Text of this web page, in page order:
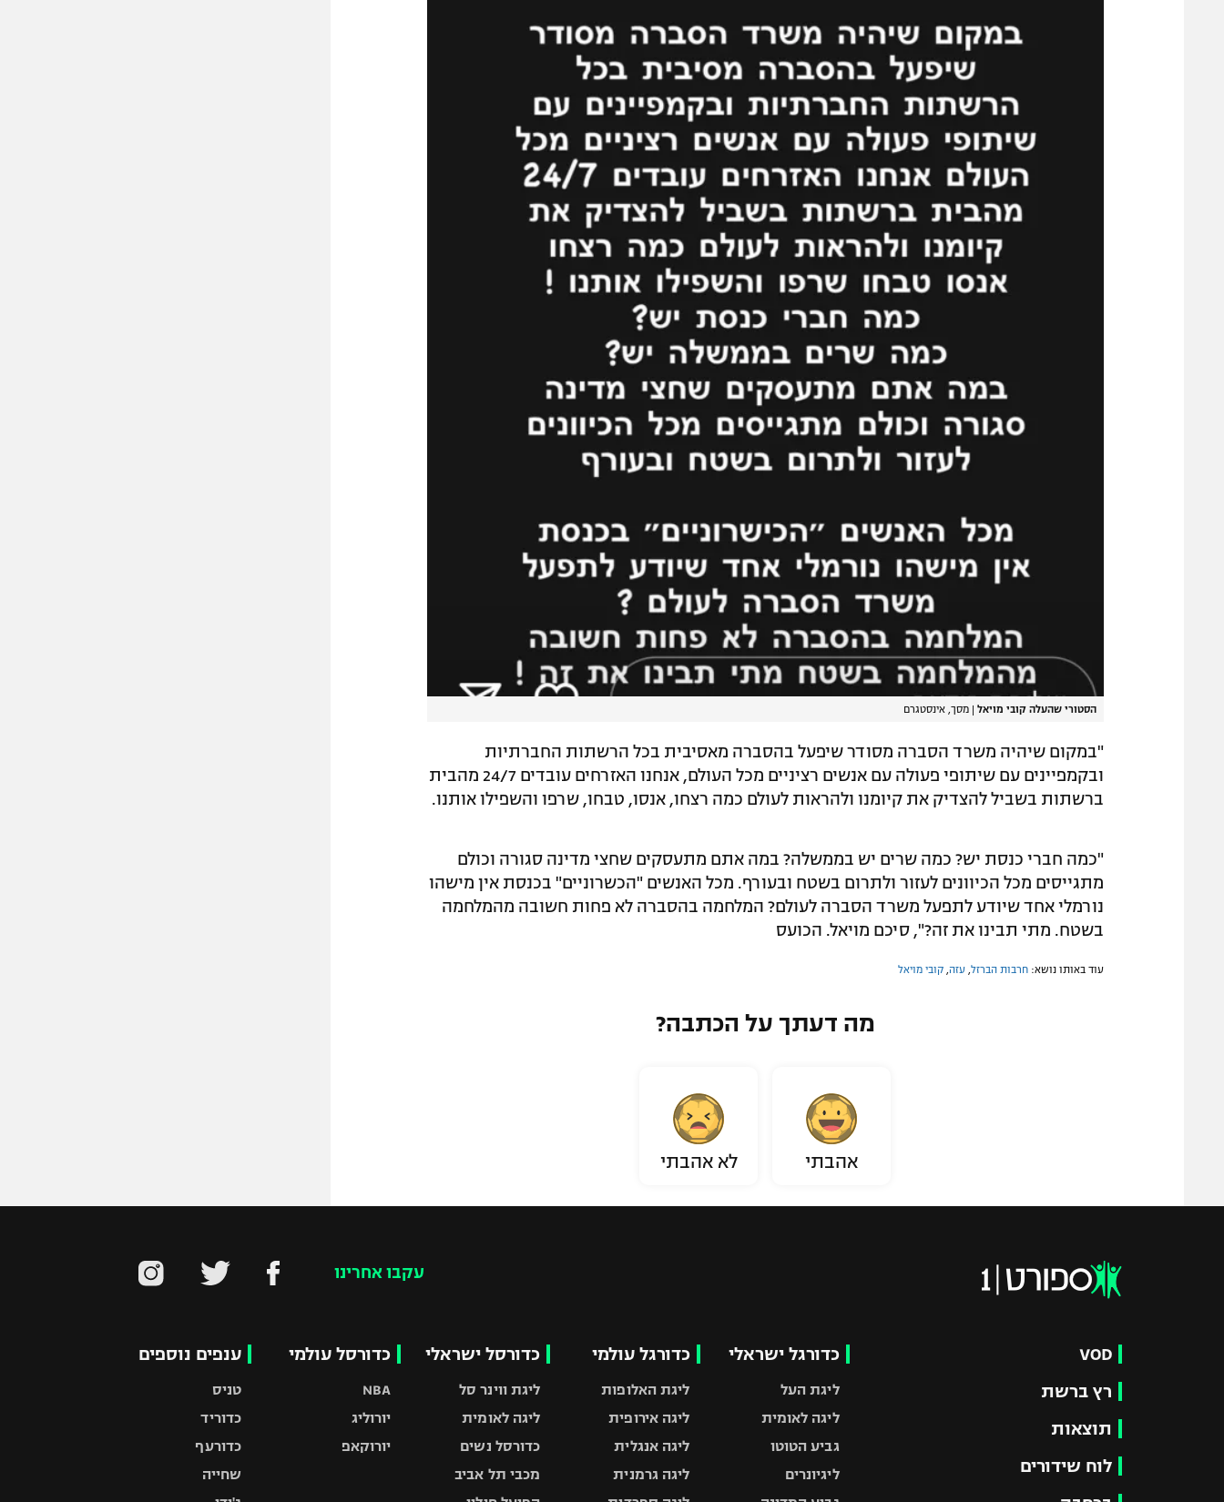
הסטורי שהעלה קובי מויאל | מסך, אינסטגרם
"במקום שיהיה משרד הסברה מסודר שיפעל בהסברה מאסיבית בכל הרשתות החברתיות
ובקמפיינים עם שיתופי פעולה עם אנשים רציניים מכל העולם, אנחנו האזרחים עובדים 24/7 מהבית
ברשתות בשביל להצדיק את קיומנו ולהראות לעולם כמה רצחו, אנסו, טבחו, שרפו והשפילו אותנו.
"כמה חברי כנסת יש? כמה שרים יש בממשלה? במה אתם מתעסקים שחצי מדינה סגורה וכולם
מתגייסים מכל הכיוונים לעזור ולתרום בשטח ובעורף. מכל האנשים "הכשרוניים" בכנסת אין מישהו
נורמלי אחד שיודע לתפעל משרד הסברה לעולם? המלחמה בהסברה לא פחות חשובה מהמלחמה
בשטח. מתי תבינו את זה?", סיכם מויאל. הכועס
עוד באותו נושא: חרבות הברזל עזה קובי מויאל
מה דעתך על הכתבה?
אהבתי לא אהבתי
עקבו אחרינו
VOD
רץ ברשת
תוצאות
לוח שידורים
כדורגל ישראלי
ליגת העל
ליגה לאומית
גביע הטוטו
ליגיונרים
כדורגל עולמי
ליגת האלופות
ליגה אירופית
ליגה אנגלית
ליגה גרמנית
כדורסל ישראלי
ליגת ווינר סל
ליגה לאומית
כדורסל נשים
מכבי תל אביב
כדורסל עולמי
NBA
יורוליג
יורוקאפ
ענפים נוספים
טניס
כדוריד
כדורעף
שחייה